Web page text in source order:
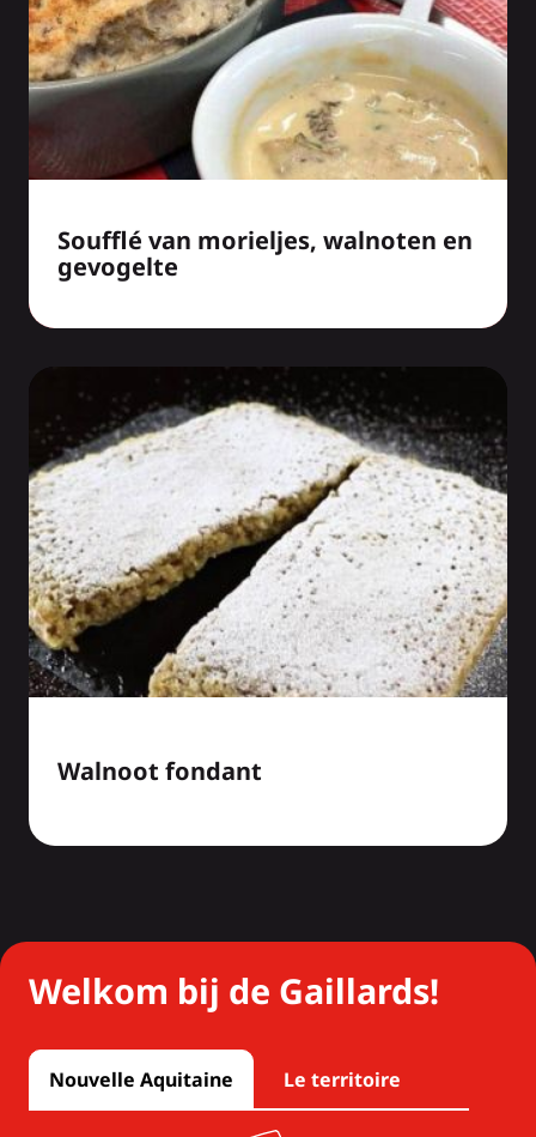
Soufflé van morieljes, walnoten en
gevogelte
Walnoot fondant
Welkom bij de Gaillards!
Nouvelle Aquitaine Le territoire